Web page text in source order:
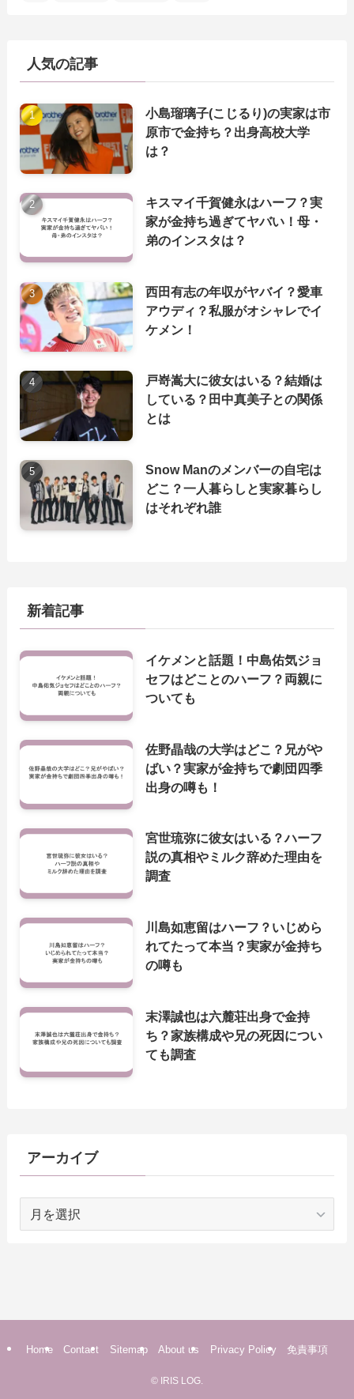
人気の記事
小島瑠璃子(こじるり)の実家は市
原市で金持ち？出身高校大学
は？
キスマイ千賀健永はハーフ？実
家が金持ち過ぎてヤバい！母・
弟のインスタは？
西田有志の年収がヤバイ？愛車
アウディ？私服がオシャレでイ
ケメン！
戸嵜嵩大に彼女はいる？結婚は
している？田中真美子との関係
とは
Snow Manのメンバーの自宅は
どこ？一人暮らしと実家暮らし
はそれぞれ誰
新着記事
イケメンと話題！中島佑気ジョ
セフはどことのハーフ？両親に
ついても
佐野晶哉の大学はどこ？兄がや
ばい？実家が金持ちで劇団四季
出身の噂も！
宮世琉弥に彼女はいる？ハーフ
説の真相やミルク辞めた理由を
調査
川島如恵留はハーフ？いじめら
れてたって本当？実家が金持ち
の噂も
末澤誠也は六麓荘出身で金持
ち？家族構成や兄の死因につい
ても調査
アーカイブ
Home Contact Sitemap About us Privacy Policy 免責事項
© IRIS LOG.